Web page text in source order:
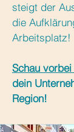
steigt der
die
Arbeitsplatz!
Schau vorbei
dein
Region!